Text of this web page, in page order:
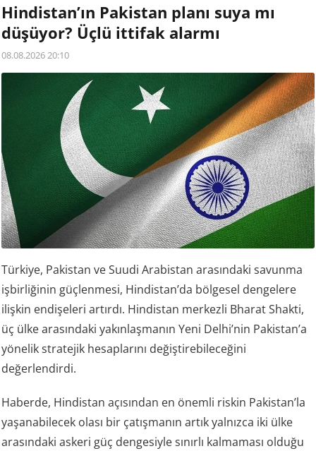
Hindistan’ın Pakistan planı suya mı
düşüyor? Üçlü ittifak alarmı
08.08.2026 20:10
Türkiye, Pakistan ve Suudi Arabistan arasındaki savunma
işbirliğinin güçlenmesi, Hindistan’da bölgesel dengelere
ilişkin endişeleri artırdı. Hindistan merkezli Bharat Shakti,
üç ülke arasındaki yakınlaşmanın Yeni Delhi’nin Pakistan’a
yönelik stratejik hesaplarını değiştirebileceğini
değerlendirdi.
Haberde, Hindistan açısından en önemli riskin Pakistan’la
yaşanabilecek olası bir çatışmanın artık yalnızca iki ülke
arasındaki askeri güç dengesiyle sınırlı kalmaması olduğu